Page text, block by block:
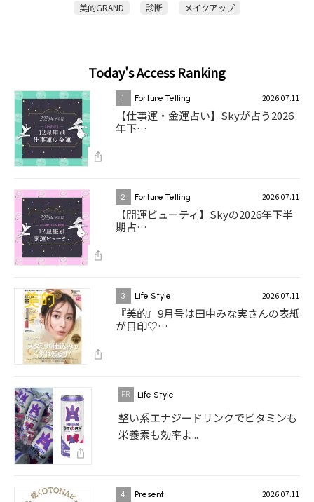
美的GRAND
診断 メイクアップ
Today's Access Ranking
1 Fortune Telling 2026.07.11
【仕事運・金運占い】Skyが占う2026
年下…
2 Fortune Telling 2026.07.11
【開運ビューティ】Skyの2026年下半
期占…
3 Life Style 2026.07.11
『美的』9月号は田中みな実さんの表紙
が目印♡…
Life Style
整い系エナジードリンクでビタミンも
栄養素も効率よ...
4 Present 2026.07.11